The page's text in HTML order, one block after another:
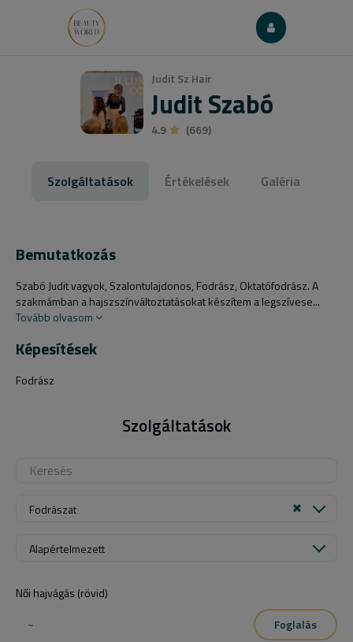
Judit Sz Hair
Judit Szabó
4.9 (669)
Szolgáltatások Értékelések Galéria
Bemutatkozás
Szabó Judit vagyok, Szalontulajdonos, Fodrász, Oktatófodrász. A
szakmámban a hajszszínváltoztatásokat készítem a legszívese...
Tovább olvasom
Képesítések
Fodrász
Szolgáltatások
Fodrászat
Alapértelmezett
Női hajvágás (rövid)
~
Foglalás